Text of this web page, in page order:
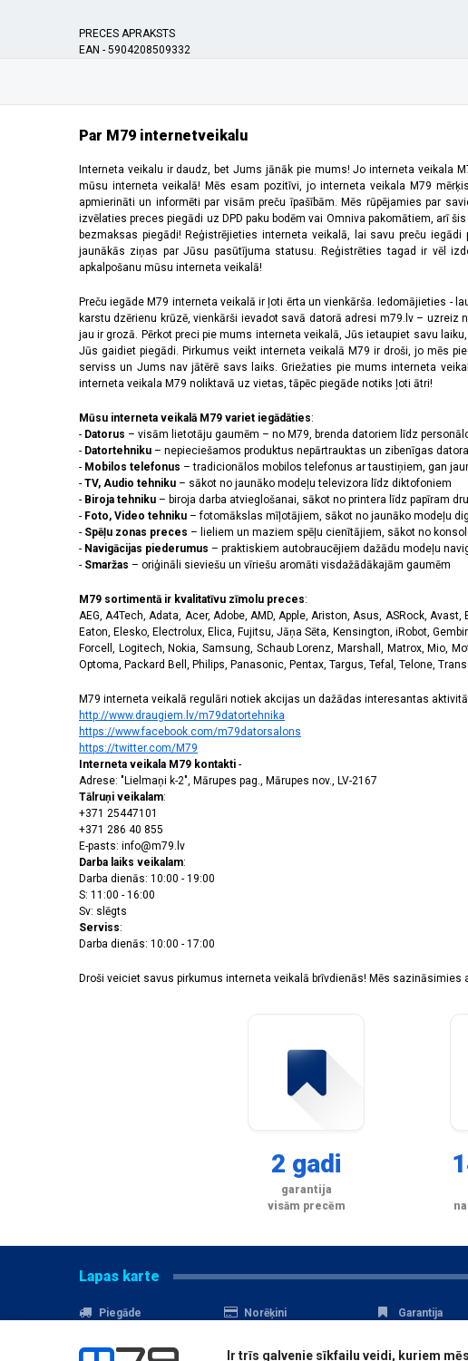
PRECES APRAKSTS
EAN - 5904208509332
Par M79 internetveikalu
Interneta veikalu ir daudz, bet Jums jānāk pie mums! Jo interneta veikala
mūsu interneta veikalā! Mēs esam pozitīvi, jo interneta veikala M79
apmierināti un informēti par visām preču īpašībām. Mēs rūpējamies par
izvēlaties preces piegādi uz DPD paku bodēm vai Omniva pakomātiem, arī
bezmaksas piegādi! Reģistrējieties interneta veikalā, lai savu preču
jaunākās ziņas par Jūsu pasūtījuma statusu. Reģistrēties tagad ir vēl
apkalpošanu mūsu interneta veikalā!
Preču iegāde M79 interneta veikalā ir ļoti ērta un vienkārša. Iedomājieties -
karstu dzērienu krūzē, vienkārši ievadot savā datorā adresi m79.lv –
jau ir grozā. Pērkot preci pie mums interneta veikalā, Jūs ietaupiet savu
Jūs gaidiet piegādi. Pirkumus veikt interneta veikalā M79 ir droši, jo mēs
serviss un Jums nav jātērē savs laiks. Griežaties pie mums interneta
interneta veikala M79 noliktavā uz vietas, tāpēc piegāde notiks ļoti ātri!
Mūsu interneta veikalā M79 variet iegādāties:
- Datorus – visām lietotāju gaumēm – no M79, brenda datoriem līdz
- Datortehniku – nepieciešamos produktus nepārtrauktas un zibenīgas
- Mobilos telefonus – tradicionālos mobilos telefonus ar taustiņiem, gan
- TV, Audio tehniku – sākot no jaunāko modeļu televizora līdz diktofoniem
- Biroja tehniku – biroja darba atvieglošanai, sākot no printera līdz papīram
- Foto, Video tehniku – fotomākslas mīļotājiem, sākot no jaunāko modeļu
- Spēļu zonas preces – lieliem un maziem spēļu cienītājiem, sākot no
- Navigācijas piederumus – praktiskiem autobraucējiem dažādu modeļu
- Smaržas – oriģināli sieviešu un vīriešu aromāti visdažādākajām gaumēm
M79 sortimentā ir kvalitatīvu zīmolu preces:
AEG, A4Tech, Adata, Acer, Adobe, AMD, Apple, Ariston, Asus, ASRock,
Eaton, Elesko, Electrolux, Elica, Fujitsu, Jāņa Sēta, Kensington, iRobot,
Forcell, Logitech, Nokia, Samsung, Schaub Lorenz, Marshall, Matrox, Mio,
Optoma, Packard Bell, Philips, Panasonic, Pentax, Targus, Tefal, Telone,
M79 interneta veikalā regulāri notiek akcijas un dažādas interesantas
http://www.draugiem.lv/m79datortehnika
https://www.facebook.com/m79datorsalons
https://twitter.com/M79
Interneta veikala M79 kontakti -
Adrese: "Lielmaņi k-2", Mārupes pag., Mārupes nov., LV-2167
Tālruņi veikalam:
+371 25447101
+371 286 40 855
E-pasts: info@m79.lv
Darba laiks veikalam:
Darba dienās: 10:00 - 19:00
S: 11:00 - 16:00
Sv: slēgts
Serviss:
Darba dienās: 10:00 - 17:00
Droši veiciet savus pirkumus interneta veikalā brīvdienās! Mēs sazināsimies
2 gadi
garantija
visām precēm
Lapas karte
Piegāde
Norēķini
Akcijas
Serviss
Garantija
Datu
Ir trīs galvenie sīkfailu veidi, kuriem